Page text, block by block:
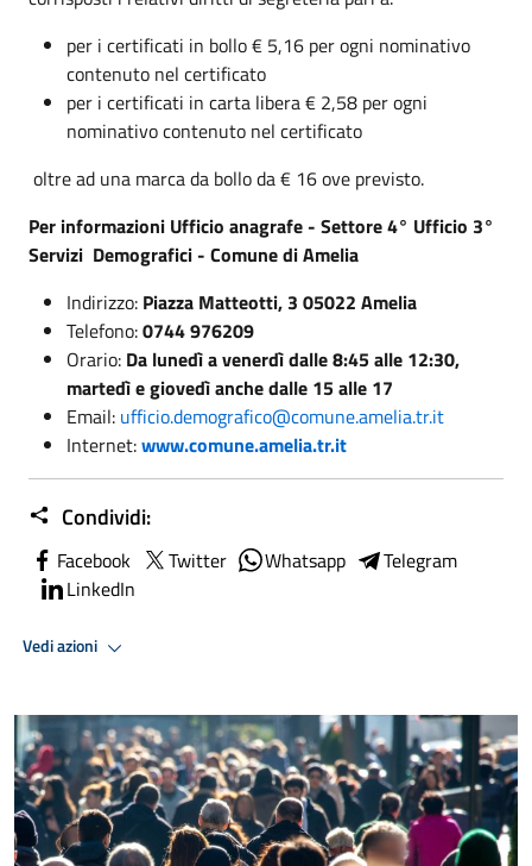
per i certificati in bollo € 5,16 per ogni nominativo
contenuto nel certificato
per i certificati in carta libera € 2,58 per ogni
nominativo contenuto nel certificato
oltre ad una marca da bollo da € 16 ove previsto.
Per informazioni Ufficio anagrafe - Settore 4° Ufficio 3°
Servizi Demografici - Comune di Amelia
Indirizzo: Piazza Matteotti, 3 05022 Amelia
Telefono:0744 976209
Orario: Da lunedì a venerdì dalle 8:45 alle 12:30,
martedì e giovedì anche dalle 15 alle 17
Email: ufficio.demografico@comune.amelia.tr.it
Internet:www.comune.amelia.tr.it
Condividi:
Facebook Twitter Whatsapp
Telegram
LinkedIn
Vedi azioni